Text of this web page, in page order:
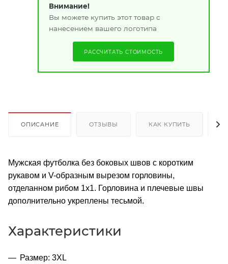
Внимание!
Вы можете купить этот товар с
нанесением вашего логотипа
РАССЧИТАТЬ СТОИМОСТЬ
ОПИСАНИЕ ОТЗЫВЫ КАК КУПИТЬ
Мужская футболка без боковых швов с коротким
рукавом и V-образным вырезом горловины,
отделанном рибом 1х1. Горловина и плечевые швы
дополнительно укреплены тесьмой.
Характеристики
Размер: 3XL